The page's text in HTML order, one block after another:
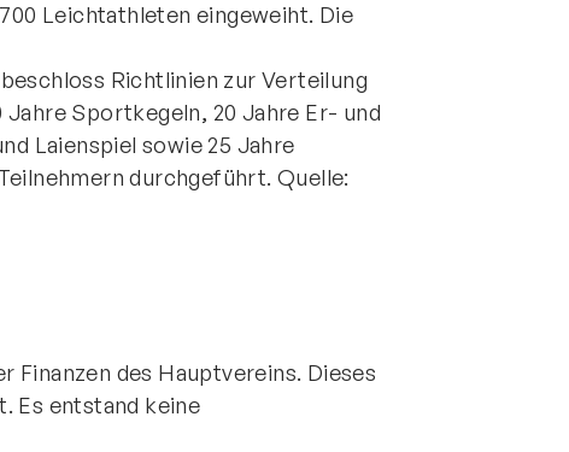
Leichtathleten eingeweiht. Die
Richtlinien zur Verteilung
Sportkegeln, 20 Jahre Er- und
Laienspiel sowie 25 Jahre
durchgeführt. Quelle:
Finanzen des Hauptvereins. Dieses
Es entstand keine